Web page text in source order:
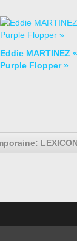
Eddie MARTINEZ «
Purple Flopper »